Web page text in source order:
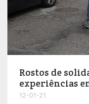
Rostos de
experiências
12-01-21